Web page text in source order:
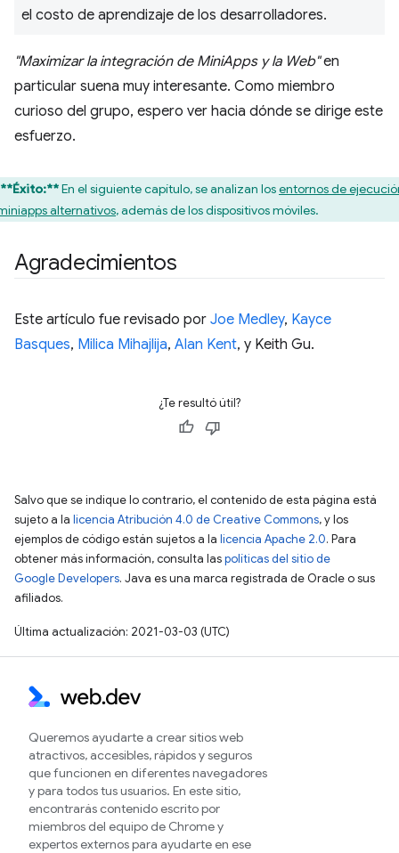
el costo de aprendizaje de los desarrolladores.
"Maximizar la integración de MiniApps y la Web"en
particular suena muy interesante. Como miembro
curioso del grupo, espero ver hacia dónde se dirige este
esfuerzo.
**Éxito:**En el siguiente capítulo, se analizan losentornos de
alternativos, además de los dispositivos móviles.
Agradecimientos
Este artículo fue revisado por Joe Medley, Kayce
Basques, Milica Mihajlija, Alan Kent, y Keith Gu.
¿Te resultó útil?
Salvo que se indique lo contrario, el contenido de esta página está
sujeto a la licencia Atribución 4.0 de Creative Commons, y los
ejemplos de código están sujetos a la licencia Apache 2.0. Para
obtener más información, consulta laspolíticas del sitio de
Google Developers. Java es una marca registrada de Oracle o sus
afiliados.
Última actualización: 2021-03-03 (UTC)
Queremos ayudarte a crear sitios web
atractivos, accesibles, rápidos y seguros
que funcionen en diferentes navegadores
y para todos tus usuarios. En este sitio,
encontrarás contenido escrito por
miembros del equipo de Chrome y
expertos externos para ayudarte en ese